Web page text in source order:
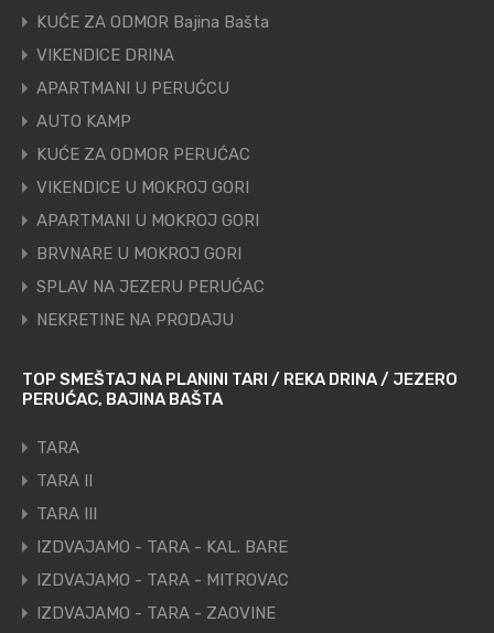
KUĆE ZA ODMOR Bajina Bašta
VIKENDICE DRINA
APARTMANI U PERUĆCU
AUTO KAMP
KUĆE ZA ODMOR PERUĆAC
VIKENDICE U MOKROJ GORI
APARTMANI U MOKROJ GORI
BRVNARE U MOKROJ GORI
SPLAV NA JEZERU PERUĆAC
NEKRETINE NA PRODAJU
TOP SMEŠTAJ NA PLANINI TARI / REKA DRINA / JEZERO
PERUĆAC, BAJINA BAŠTA
TARA
TARA II
TARA III
IZDVAJAMO - TARA - KAL. BARE
IZDVAJAMO - TARA - MITROVAC
IZDVAJAMO - TARA - ZAOVINE